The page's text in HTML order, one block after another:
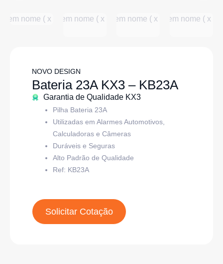
NOVO DESIGN
Bateria 23A KX3 – KB23A
Garantia de Qualidade KX3
Pilha Bateria 23A
Utilizadas em Alarmes Automotivos,
Calculadoras e Câmeras
Duráveis e Seguras
Alto Padrão de Qualidade
Ref: KB23A
Solicitar Cotação